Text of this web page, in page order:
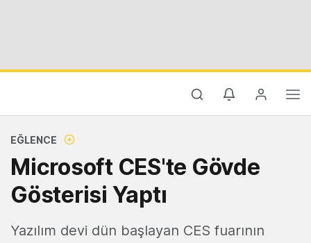
EĞLENCE
Microsoft CES'te Gövde
Gösterisi Yaptı
Yazılım devi dün başlayan CES fuarının